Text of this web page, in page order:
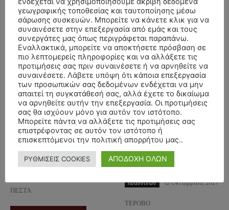
Διαβάστε περισσότερα
Διαβάστε περισσότερα
ΜΝΗΜΟΣΥΝΟ
16/7/2022 –
ΕΛΕΝΗ ΠΑΝΑΓΟΥ
ΕΞΑΜΗΝΟ
ΠΕΣΤΑ
ΜΝΗΜΟΣΥΝΟ
17/10/2021 –
ΧΡΗΣΤΟΣ
ΚΙΤΣΑΡΑΣ
40ΗΜΕΡΟ
Ιωαννίνων 12 Οκτωβρίου, 2021
ΤΕΡΟΒΟ
γεωγραφικής τοποθεσίας και ταυτοποίησης μέσω
σάρωσης συσκευών. Μπορείτε να κάνετε κλικ για να
συναινέσετε στην επεξεργασία από εμάς και τους
συνεργάτες μας όπως περιγράφεται παραπάνω.
Εναλλακτικά, μπορείτε να αποκτήσετε πρόσβαση σε
πιο λεπτομερείς πληροφορίες και να αλλάξετε τις
προτιμήσεις σας πριν συναινέσετε ή να αρνηθείτε να
συναινέσετε. Λάβετε υπόψη ότι κάποια επεξεργασία
των προσωπικών σας δεδομένων ενδέχεται να μην
απαιτεί τη συγκατάθεσή σας, αλλά έχετε το δικαίωμα
να αρνηθείτε αυτήν την επεξεργασία. Οι προτιμήσεις
σας θα ισχύουν μόνο για αυτόν τον ιστότοπο.
Μπορείτε πάντα να αλλάξετε τις προτιμήσεις σας
επιστρέφοντας σε αυτόν τον ιστότοπο ή
επισκεπτόμενοι την πολιτική απορρήτου μας..
ΡΥΘΜΙΣΕΙΣ COOKIES ΑΠΟΔΟΧΗ ΟΛΩΝ